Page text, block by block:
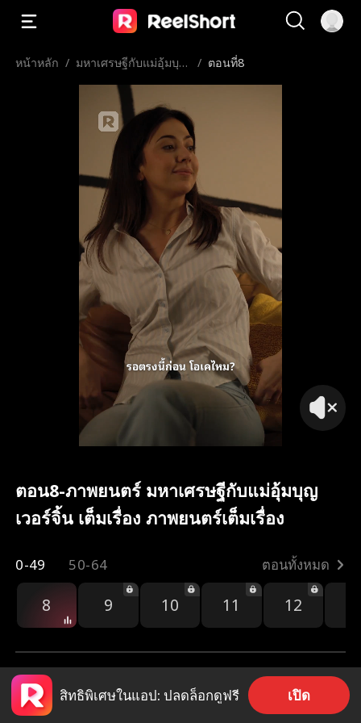
หน้าหลัก / มหาเศรษฐีกับแม่อุ้มบุญ
/ ตอนที่8
ตอน8-ภาพยนตร์ มหาเศรษฐีกับแม่อุ้มบุญ
เวอร์จิ้น เต็มเรื่อง ภาพยนตร์เต็มเรื่อง
0-49 50-64 ตอนทั้งหมด
8 9 10 11 12
4.3k แชร์
สิทธิพิเศษในแอป: ปลดล็อกดูฟรี เปิด